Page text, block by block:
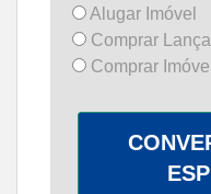
Alugar Imóvel
Comprar
Comprar